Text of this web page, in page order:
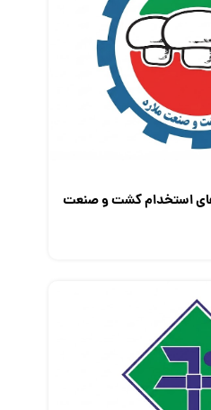
استخدام کشت و صنعت